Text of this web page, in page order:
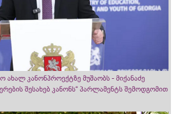
ახალ კანონპროექტზე მუშაობს - მიქანაძე
შესახებ კანონს“ პარლამენტს შემოდგომით